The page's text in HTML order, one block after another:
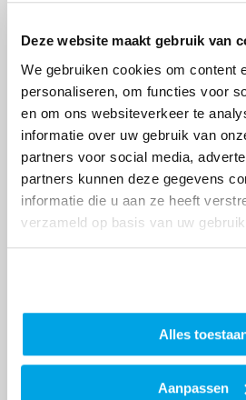
Deze website maakt gebruik van
We gebruiken cookies om content
personaliseren, om functies voor
en om ons websiteverkeer te
informatie over uw gebruik van
partners voor social media,
partners kunnen deze gegevens
informatie die u aan ze heeft
verzameld op basis van uw
Alles
Aanpassen
temperatuur veel aangenamer.
winters niet kouder dan tien